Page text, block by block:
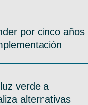
por cinco años
verde a
alternativas